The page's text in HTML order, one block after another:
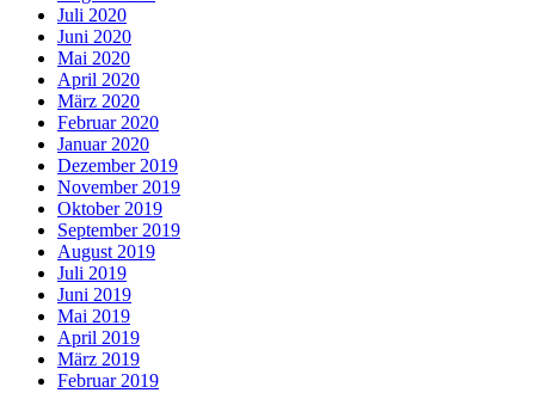
Juli 2020
Juni 2020
Mai 2020
April 2020
März 2020
Februar 2020
Januar 2020
Dezember 2019
November 2019
Oktober 2019
September 2019
August 2019
Juli 2019
Juni 2019
Mai 2019
April 2019
März 2019
Februar 2019